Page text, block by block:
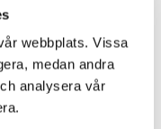
webbplats. Vissa
medan andra
analysera vår